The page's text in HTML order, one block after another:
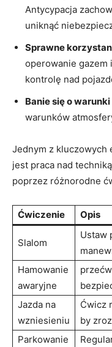
⁣Antycypacja
uniknąć
Sprawne
operowanie gazem
kontrolę nad
Banie⁢ się o
warunków
Jednym z ⁤kluczowych
jest praca​ nad
poprzez różnorodne
Ćwiczenie Opis
Slalom
Ustaw
Hamowanie
awaryjne
Jazda na
wzniesieniu
Ćwicz
by
Parkowanie